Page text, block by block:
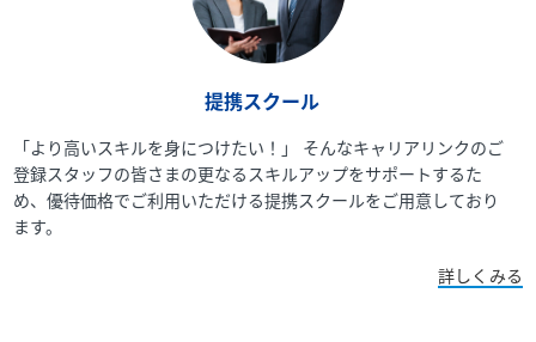
提携スクール
「より高いスキルを身につけたい！」 そんなキャリアリンクのご
登録スタッフの皆さまの更なるスキルアップをサポートするた
め、優待価格でご利用いただける提携スクールをご用意しており
ます。
詳しくみる